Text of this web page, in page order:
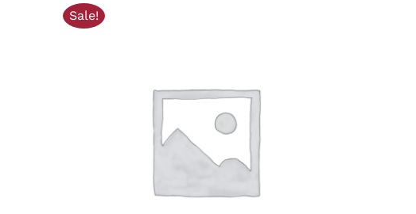
Sale!
AJOUTER AU PANIER APERÇU